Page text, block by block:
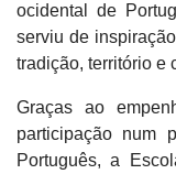
ocidental de
serviu de
tradição, território e
Graças ao
participação num
Português, a